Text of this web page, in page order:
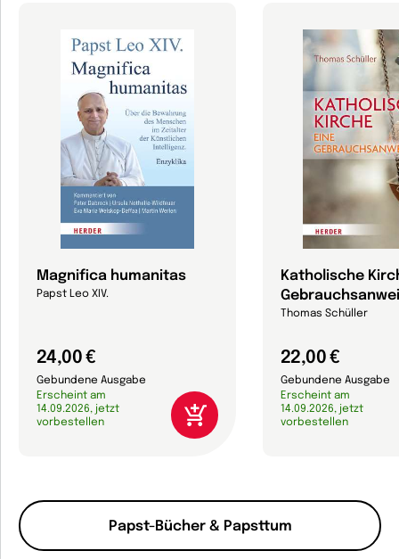
Papst-Bücher & Papsttum
Magnifica humanitas
Papst Leo XIV.
24,00 €
Gebundene Ausgabe
Erscheint am
14.09.2026, jetzt
vorbestellen
Katholische
Thomas Schüller
22,00 €
Gebundene Ausgabe
Erscheint am
14.09.2026, jetzt
vorbestellen